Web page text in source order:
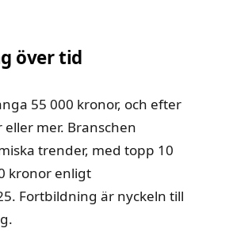
över tid
55 000 kronor, och efter
mer. Branschen
trender, med topp 10
kronor enligt
Fortbildning är nyckeln till